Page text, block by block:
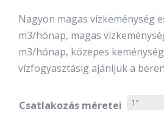
Nagyon magas vízkeménység
m3/hónap, magas
m3/hónap, közepes
vízfogyasztásig ajánljuk a
Csatlakozás méretei